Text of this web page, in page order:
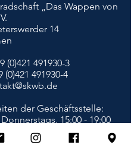
„Das Wappen von
14
(0)421 491930-3
(0)421 491930-4
der Geschäftsstelle:
15:00 - 19:00